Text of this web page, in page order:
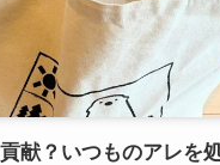
献？いつものアレを